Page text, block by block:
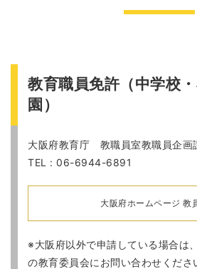
教育職員免許（中学校
園）
大阪府教育庁 教職員室教職員企
TEL : 06-6944-6891
大阪府ホームページ 教
※大阪府以外で申請している場合は
の教育委員会にお問い合わせくださ